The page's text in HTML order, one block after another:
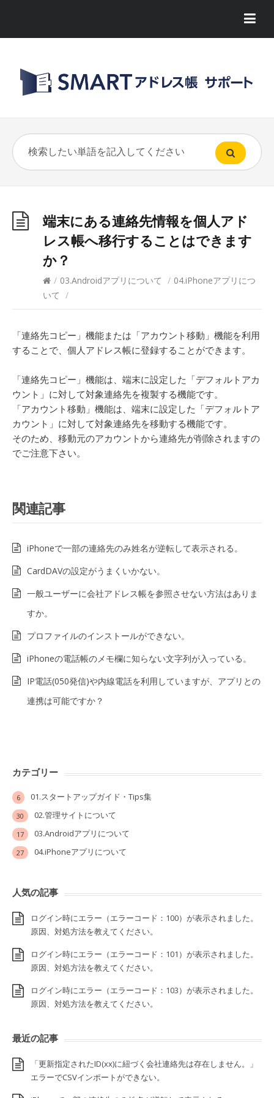
端末にある連絡先情報を個人アド
レス帳へ移行することはできます
か？
/ 03.Androidアプリについて / 04.iPhoneアプリにつ
いて /
「連絡先コピー」機能または「アカウント移動」機能を利用
することで、個人アドレス帳に登録することができます。
「連絡先コピー」機能は、端末に設定した「デフォルトアカ
ウント」に対して対象連絡先を複製する機能です。
「アカウント移動」機能は、端末に設定した「デフォルトア
カウント」に対して対象連絡先を移動する機能です。
そのため、移動元のアカウントから連絡先が削除されますの
でご注意下さい。
関連記事
iPhoneで一部の連絡先のみ姓名が逆転して表示される。
CardDAVの設定がうまくいかない。
一般ユーザーに会社アドレス帳を参照させない方法はありま
すか。
プロファイルのインストールができない。
iPhoneの電話帳のメモ欄に知らない文字列が入っている。
IP電話(050発信)や内線電話を利用していますが、アプリとの
連携は可能ですか？
カテゴリー
01.スタートアップガイド・Tips集
6
02.管理サイトについて
30
03.Androidアプリについて
17
04.iPhoneアプリについて
27
人気の記事
ログイン時にエラー（エラーコード：100）が表示されました。
原因、対処方法を教えてください。
ログイン時にエラー（エラーコード：101）が表示されました。
原因、対処方法を教えてください。
ログイン時にエラー（エラーコード：103）が表示されました。
原因、対処方法を教えてください。
最近の記事
「更新指定されたID(xx)に紐づく会社連絡先は存在しません。」
エラーでCSVインポートができない。